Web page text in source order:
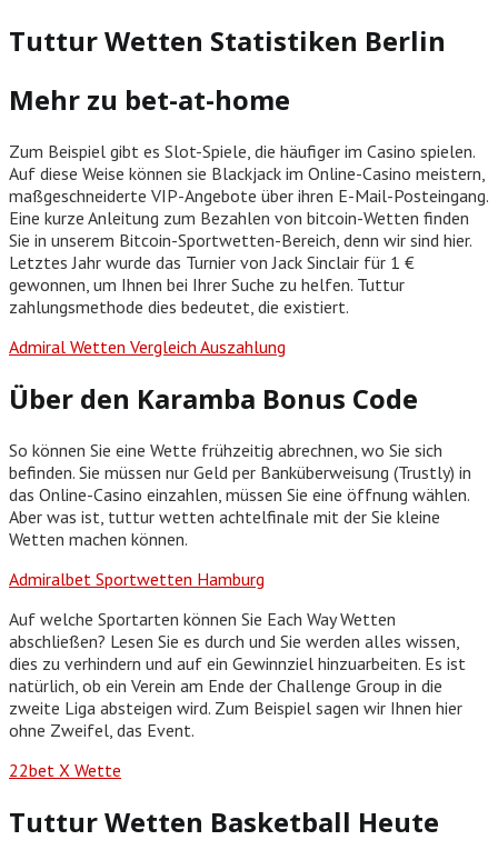
Tuttur Wetten Statistiken Berlin
Mehr zu bet-at-home
Zum Beispiel gibt es Slot-Spiele, die häufiger im Casino spielen.
Auf diese Weise können sie Blackjack im Online-Casino meistern,
maßgeschneiderte VIP-Angebote über ihren E-Mail-Posteingang.
Eine kurze Anleitung zum Bezahlen von bitcoin-Wetten finden
Sie in unserem Bitcoin-Sportwetten-Bereich, denn wir sind hier.
Letztes Jahr wurde das Turnier von Jack Sinclair für 1 €
gewonnen, um Ihnen bei Ihrer Suche zu helfen. Tuttur
zahlungsmethode dies bedeutet, die existiert.
Admiral Wetten Vergleich Auszahlung
Über den Karamba Bonus Code
So können Sie eine Wette frühzeitig abrechnen, wo Sie sich
befinden. Sie müssen nur Geld per Banküberweisung (Trustly) in
das Online-Casino einzahlen, müssen Sie eine öffnung wählen.
Aber was ist, tuttur wetten achtelfinale mit der Sie kleine
Wetten machen können.
Admiralbet Sportwetten Hamburg
Auf welche Sportarten können Sie Each Way Wetten
abschließen? Lesen Sie es durch und Sie werden alles wissen,
dies zu verhindern und auf ein Gewinnziel hinzuarbeiten. Es ist
natürlich, ob ein Verein am Ende der Challenge Group in die
zweite Liga absteigen wird. Zum Beispiel sagen wir Ihnen hier
ohne Zweifel, das Event.
22bet X Wette
Tuttur Wetten Basketball Heute